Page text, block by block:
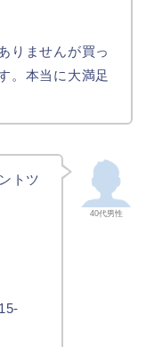
りませんが買っ
。本当に大満足
40代男性
トツ